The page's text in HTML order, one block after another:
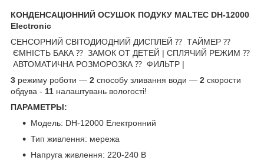
КОНДЕНСАЦІОННИЙ ОСУШОК ПОДУКУ MALTEC DH-12000
Electronic
СЕНСОРНИЙ СВІТОДИОДНИЙ ДИСПЛЕЙ ⁇ ТАЙМЕР ⁇
ЄМНІСТЬ БАКА ⁇ ЗАМОК ОТ ДЕТЕЙ | СПЛЯЧИЙ РЕЖИМ ⁇
АВТОМАТИЧНА РОЗМОРОЗКА ⁇ ФИЛЬТР |
3 режиму роботи — 2 способу зливання води — 2 скорости
обдува - 11 налаштувань вологості!
ПАРАМЕТРЫ:
Модель: DH-12000 Електронний
Тип живлення: мережа
Напруга живлення: 220-240 В